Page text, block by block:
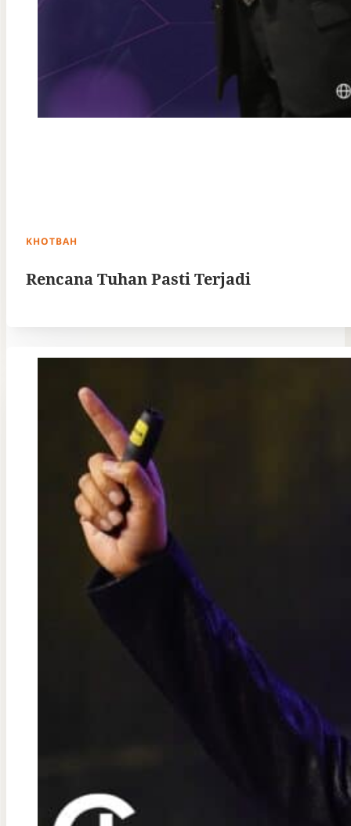
KHOTBAH
Rencana Tuhan Pasti Terjadi